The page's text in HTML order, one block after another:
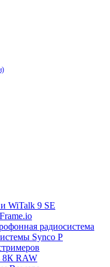
WiTalk 9 SE
радиосистема
Synco P
8К RAW